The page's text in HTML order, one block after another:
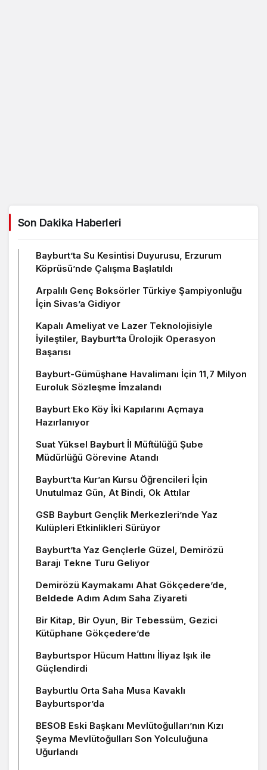
Son Dakika Haberleri
Bayburt’ta Su Kesintisi Duyurusu, Erzurum
Köprüsü’nde Çalışma Başlatıldı
Arpalılı Genç Boksörler Türkiye Şampiyonluğu
İçin Sivas’a Gidiyor
Kapalı Ameliyat ve Lazer Teknolojisiyle
İyileştiler, Bayburt’ta Ürolojik Operasyon
Başarısı
Bayburt-Gümüşhane Havalimanı İçin 11,7 Milyon
Euroluk Sözleşme İmzalandı
Bayburt Eko Köy İki Kapılarını Açmaya
Hazırlanıyor
Suat Yüksel Bayburt İl Müftülüğü Şube
Müdürlüğü Görevine Atandı
Bayburt’ta Kur’an Kursu Öğrencileri İçin
Unutulmaz Gün, At Bindi, Ok Attılar
GSB Bayburt Gençlik Merkezleri’nde Yaz
Kulüpleri Etkinlikleri Sürüyor
Bayburt’ta Yaz Gençlerle Güzel, Demirözü
Barajı Tekne Turu Geliyor
Demirözü Kaymakamı Ahat Gökçedere’de,
Beldede Adım Adım Saha Ziyareti
Bir Kitap, Bir Oyun, Bir Tebessüm, Gezici
Kütüphane Gökçedere’de
Bayburtspor Hücum Hattını İliyaz Işık ile
Güçlendirdi
Bayburtlu Orta Saha Musa Kavaklı
Bayburtspor’da
BESOB Eski Başkanı Mevlütoğulları’nın Kızı
Şeyma Mevlütoğulları Son Yolculuğuna
Uğurlandı